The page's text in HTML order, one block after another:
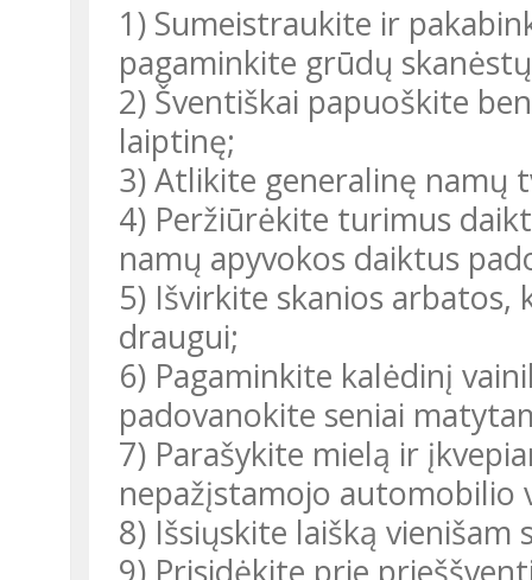
1) Sumeistraukite ir pakabinkite paukščiams lesyklėlę arba
pagaminkite grūdų
2) Šventiškai papuoškite bendrą erdvę – kieme esantį parką ar
laiptinę;
3) Atlikite generalinę namų
4) Peržiūrėkite turimus daiktus ir geros kokybės drabužius bei
namų apyvokos daiktus
5) Išvirkite skanios arbatos, kavos ar kakavos šeimos nariui ar
draugui;
6) Pagaminkite kalėdinį vainiką ar rankų darbo dekoraciją ir
padovanokite seniai
7) Parašykite mielą ir įkvepiantį laišką ir užkiškite jį už
nepažįstamojo automobilio
8) Išsiųskite laišką
9) Prisidėkite prie prieššventinio maisto atsargų rinkimo ir